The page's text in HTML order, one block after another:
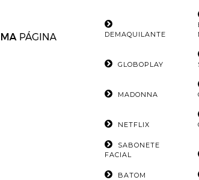
DEMAQUILANTE
GLOBOPLAY
MADONNA
NETFLIX
SABONETE
FACIAL
BATOM